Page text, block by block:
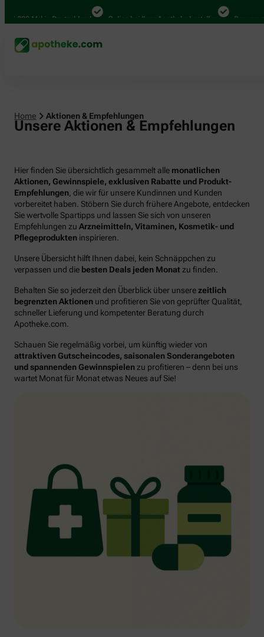
Mal in Deutschland Online bei Ihrer Apotheke bestellen Bequem
Home Aktionen & Empfehlungen
Unsere Aktionen & Empfehlungen
Hier finden Sie übersichtlich gesammelt alle monatlichen
Aktionen, Gewinnspiele, exklusiven Rabatte und Produkt-
Empfehlungen , die wir für unsere Kundinnen und Kunden
vorbereitet haben. Stöbern Sie durch frühere Angebote, entdecken
Sie wertvolle Spartipps und lassen Sie sich von unseren
Empfehlungen zu Arzneimitteln, Vitaminen, Kosmetik- und
Pflegeprodukten inspirieren.
Unsere Übersicht hilft Ihnen dabei, kein Schnäppchen zu
verpassen und die besten Deals jeden Monatzu finden.
Behalten Sie so jederzeit den Überblick über unserezeitlich
begrenzten Aktionen und profitieren Sie von geprüfter Qualität,
schneller Lieferung und kompetenter Beratung durch
Apotheke.com.
Schauen Sie regelmäßig vorbei, um künftig wieder von
attraktiven Gutscheincodes, saisonalen Sonderangeboten
und spannenden Gewinnspielenzu profitieren – denn bei uns
wartet Monat für Monat etwas Neues auf Sie!